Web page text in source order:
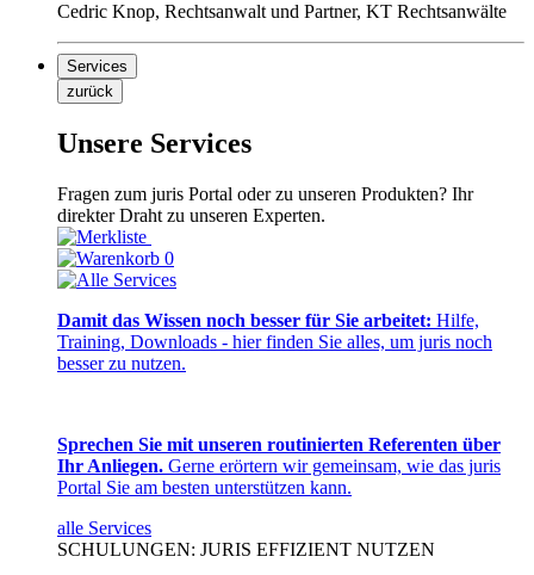
Cedric Knop, Rechtsanwalt und Partner, KT Rechtsanwälte
Services
zurück
Unsere Services
Fragen zum juris Portal oder zu unseren Produkten? Ihr
direkter Draht zu unseren Experten.
0
Damit das Wissen noch besser für Sie arbeitet: Hilfe,
Training, Downloads - hier finden Sie alles, um juris noch
besser zu nutzen.
Sprechen Sie mit unseren routinierten Referenten über
Ihr Anliegen. Gerne erörtern wir gemeinsam, wie das juris
Portal Sie am besten unterstützen kann.
alle Services
SCHULUNGEN: JURIS EFFIZIENT NUTZEN